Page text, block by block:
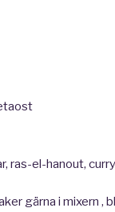
ras-el-hanout, curry
gärna i mixern ,